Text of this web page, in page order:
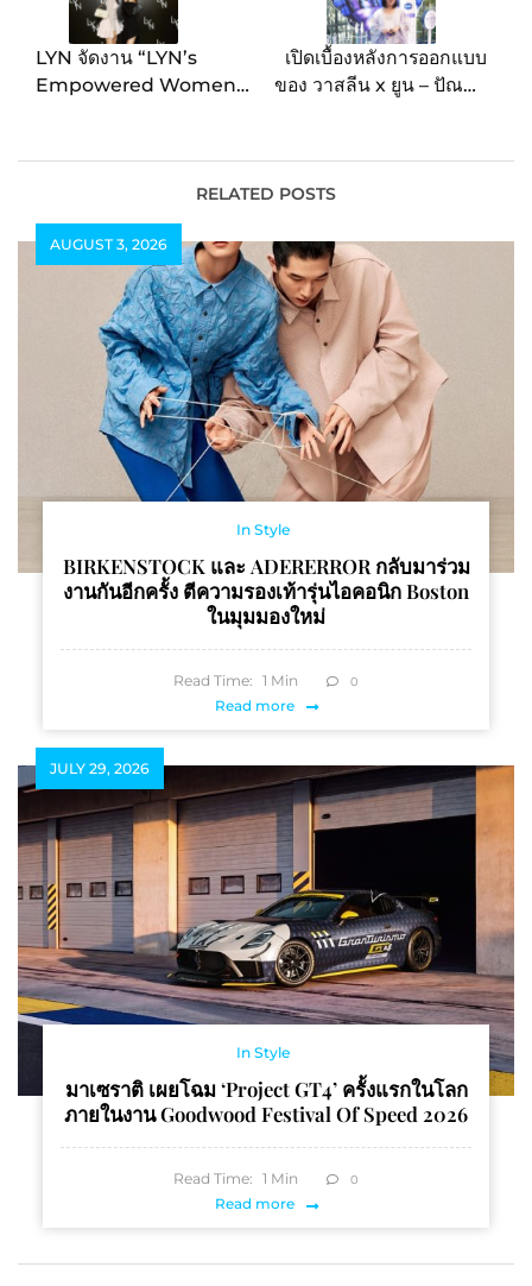
LYN จัดงาน “LYN’s
Empowered Women”
เป็นตัวตนอย่างสง่างาม
เปิดเบื้องหลังการออกแบบ
ของ วาสลีน x ยูน – ปัณพัท
RELATED POSTS
AUGUST 3, 2026
In Style
BIRKENSTOCK และ ADERERROR กลับมาร่วม
งานกันอีกครั้ง ตีความรองเท้ารุ่นไอคอนิก Boston
ในมุมมองใหม่
Read Time: 1 Min 0
Read more
JULY 29, 2026
In Style
มาเซราติ เผยโฉม ‘Project GT4’ ครั้งแรกในโลก
ภายในงาน Goodwood Festival Of Speed 2026
Read Time: 1 Min 0
Read more